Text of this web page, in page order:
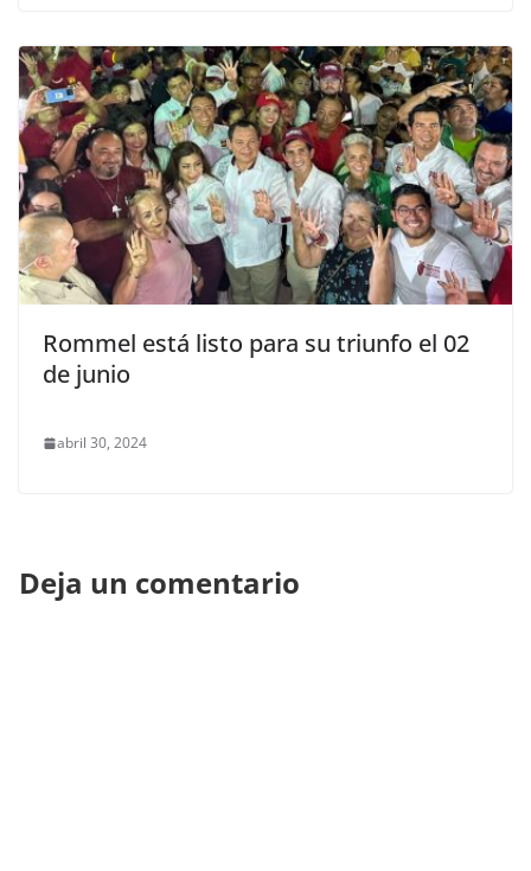
Rommel está listo para su triunfo el 02
de junio
abril 30, 2024
Deja un comentario